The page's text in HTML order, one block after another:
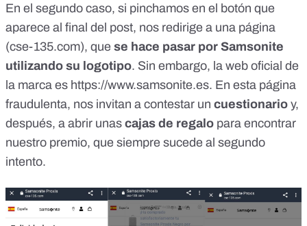
En el segundo caso, si pinchamos en el botón que
aparece al final del post, nos redirige a una página
(cse-135.com), que se hace pasar por Samsonite
utilizando su logotipo. Sin embargo, la web oficial de
la marca es https://www.samsonite.es. En esta página
fraudulenta, nos invitan a contestar un cuestionario y,
después, a abrir unas cajas de regalo para encontrar
nuestro premio, que siempre sucede al segundo
intento.